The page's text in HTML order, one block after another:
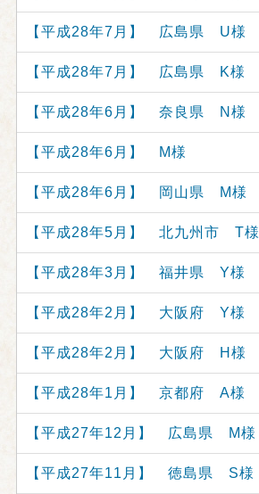
【平成28年7月】 広島県 U様
【平成28年7月】 広島県 K様
【平成28年6月】 奈良県 N様
【平成28年6月】 M様
【平成28年6月】 岡山県 M様
【平成28年5月】 北九州市 T様
【平成28年3月】 福井県 Y様
【平成28年2月】 大阪府 Y様
【平成28年2月】 大阪府 H様
【平成28年1月】 京都府 A様
【平成27年12月】 広島県 M様
【平成27年11月】 徳島県 S様